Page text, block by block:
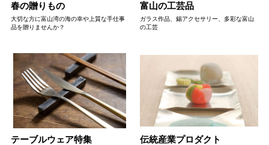
春の贈りもの
大切な方に富山湾の海の幸や上質な手仕事
品を贈りませんか？
富山の工芸品
ガラス作品、錫アクセサリー、多彩な富山
の工芸
テーブルウェア特集 伝統産業プロダクト